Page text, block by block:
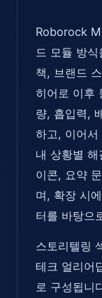
Roborock
드 모듈 방
책, 브랜드
히어로 이후
량, 흡입력,
하고, 이어서
내 상황별
이콘, 요약
며, 확장 시
터를 바탕으
스토리텔링
테크 얼리어
로 구성됩니